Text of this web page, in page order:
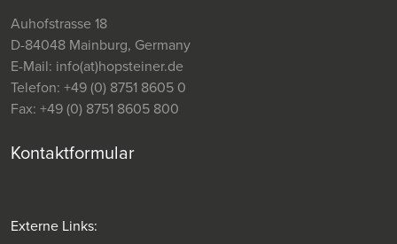
Auhofstrasse 18
D-84048 Mainburg, Germany
E-Mail: info(at)hopsteiner.de
Telefon: +49 (0) 8751 8605 0
Fax: +49 (0) 8751 8605 800
Kontaktformular
Externe Links: